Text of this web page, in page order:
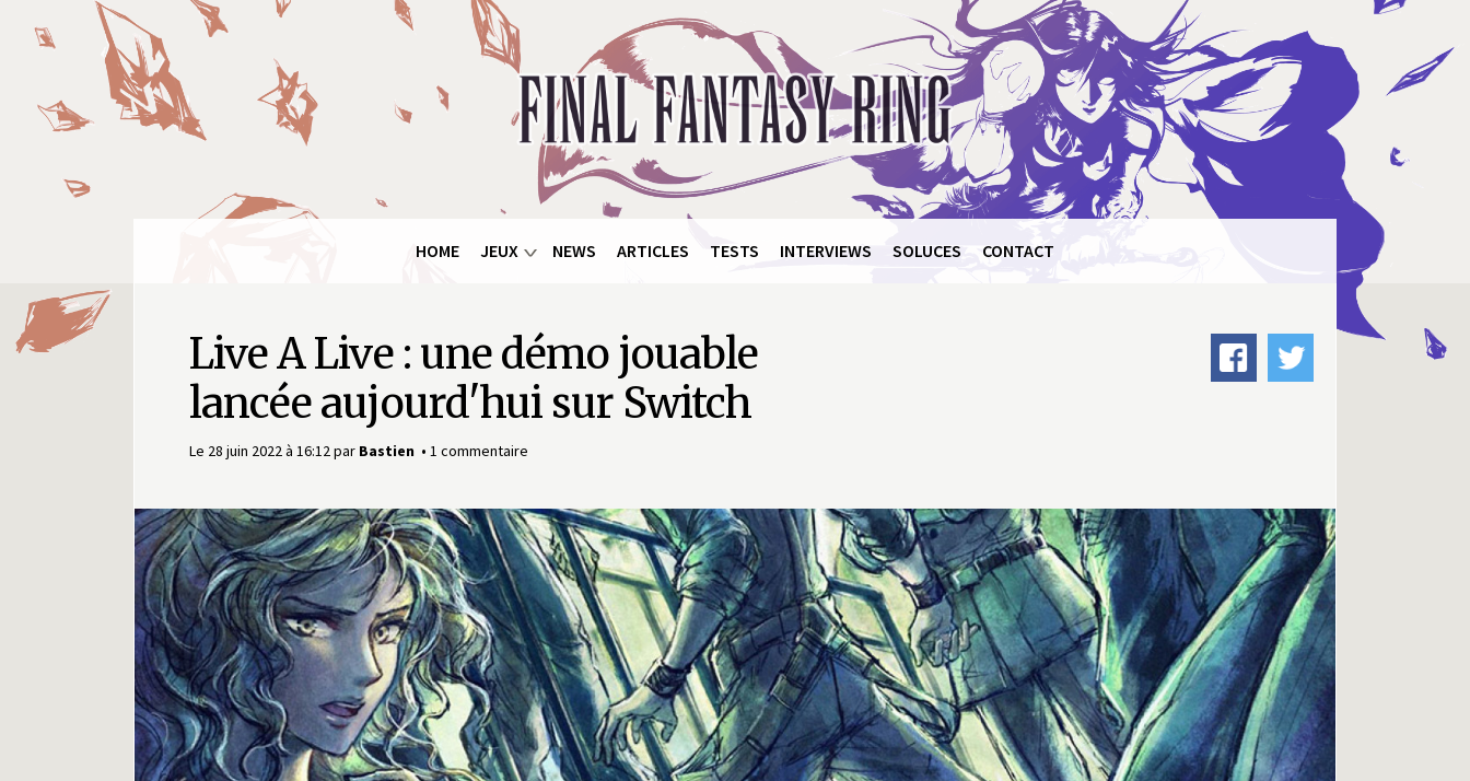
Final
Fantasy
Ring
HOME JEUX NEWS ARTICLES TESTS INTERVIEWS SOLUCES CONTACT
Live A Live : une démo jouable
lancée aujourd'hui sur Switch
Le 28 juin 2022 à 16:12par Bastien 1 commentaire